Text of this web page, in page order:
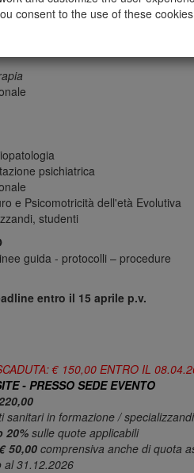
Medicina fisica e riabilitazione,
Neurologia,
psichiatrica
e Psicomotricità dell'età Evolutiva
studenti
guida - protocolli – procedure
entro il 15 aprile p.v.
€ 150,00 ENTRO IL
- PRESSO SEDE EVENTO
sanitari in formazione /
20% sulle quote applicabili
€ 50,00 comprensiva anche di quota
al 31.12.2026
consent to the use of these